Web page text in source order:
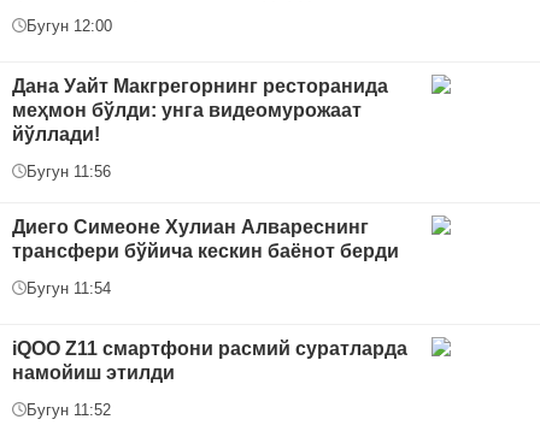
Бугун 12:00
Дана Уайт Макгрегорнинг ресторанида
меҳмон бўлди: унга видеомурожаат
йўллади!
Бугун 11:56
Диего Симеоне Хулиан Алвареснинг
трансфери бўйича кескин баёнот берди
Бугун 11:54
iQOO Z11 смартфони расмий суратларда
намойиш этилди
Бугун 11:52